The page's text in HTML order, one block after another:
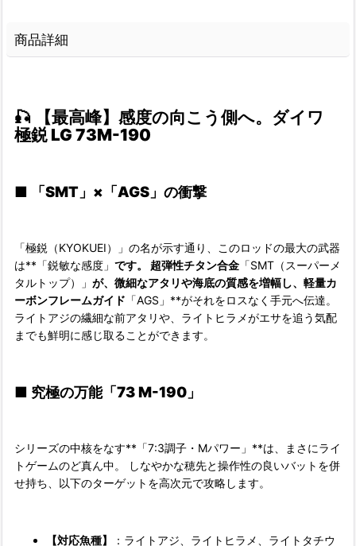
商品詳細
🎣
【最高峰】感度の向こう側へ。ダイワ
極鋭 LG 73M-190
■ 「SMT」×「AGS」の衝撃
「極鋭（KYOKUEI）」の名が示す通り、このロッドの最大の武器
は**「鋭敏な感度」 です。 超弾性チタン合金 「SMT（スーパーメ
タルトップ）」 が、微細なアタリや海底の質感を増幅し、軽量カ
ーボンフレームガイド 「AGS」**がそれをロスなく手元へ伝達。
ライトアジの繊細な前アタリや、ライトヒラメがエサを追う気配
までも鮮明に感じ取ることができます。
■ 究極の万能「73 M-190」
シリーズの中核をなす**「7:3調子・Mパワー」**は、まさにライ
トゲームのど真ん中。 しなやかな穂先と操作性の良いバットを併
せ持ち、以下のターゲットを高次元で攻略します。
【対応魚種】
：ライトアジ、ライトヒラメ、ライトタチウ